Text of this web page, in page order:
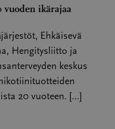
ikärajaa
Ehkäisevä
Hengitysliitto ja
keskus
20 vuoteen. […]